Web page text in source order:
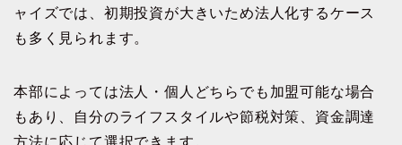
ャイズでは、初期投資が大きいため法人化するケース
も多く見られます。
本部によっては法人・個人どちらでも加盟可能な場合
もあり、自分のライフスタイルや節税対策、資金調達